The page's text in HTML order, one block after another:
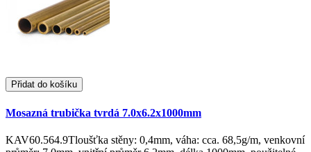
Přidat do košíku
Mosazná trubička tvrdá 7.0x6.2x1000mm
KAV60.564.9Tloušťka stěny: 0,4mm, váha: cca. 68,5g/m, venkovní